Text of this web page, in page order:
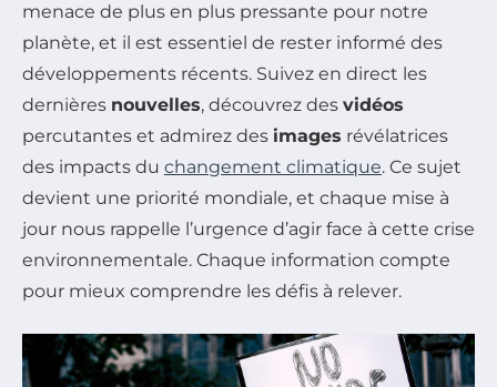
menace de plus en plus pressante pour notre
planète, et il est essentiel de rester informé des
développements récents. Suivez en direct les
dernières nouvelles, découvrez des vidéos
percutantes et admirez des images révélatrices
des impacts du changement climatique. Ce sujet
devient une priorité mondiale, et chaque mise à
jour nous rappelle l’urgence d’agir face à cette crise
environnementale. Chaque information compte
pour mieux comprendre les défis à relever.